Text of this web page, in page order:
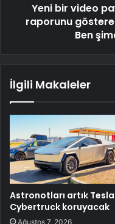
Yeni bir video
raporunu
Ben
İlgili Makaleler
Astronotları artık Tesla
Cybertruck koruyacak
Ağustos 7, 2026